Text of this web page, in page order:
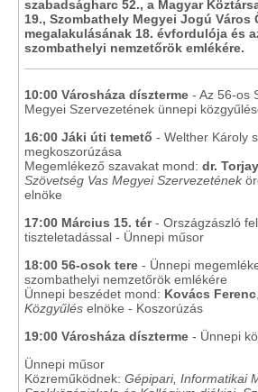
szabadságharc 52., a Magyar
19., Szombathely Megyei Jogú Város
megalakulásának 18. évfordulója és
szombathelyi nemzetőrök emlékére.
10:00 Városháza díszterme - Az 56-os
Megyei Szervezetének ünnepi
16:00 Jáki úti temető - Welther Károly
megkoszorúzása
Megemlékező szavakat mond: dr.
Szövetség Vas Megyei Szervezetének
elnöke
17:00 Március 15. tér- Országzászló
tiszteletadással - Ünnepi műsor
18:00 56-osok tere - Ünnepi
szombathelyi nemzetőrök emlékére
Ünnepi beszédet mond: Kovács Ferenc
Közgyűlés elnöke - Koszorúzás
19:00 Városháza díszterme - Ünnepi
Ünnepi műsor
Közreműködnek: Gépipari, Informatikai